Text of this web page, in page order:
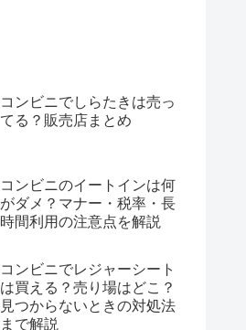
コンビニでしらたきは売っ
てる？販売店まとめ
コンビニのイートインは何
がダメ？マナー・税率・長
時間利用の注意点を解説
コンビニでレジャーシート
は買える？売り場はどこ？
見つからないときの対処法
まで解説